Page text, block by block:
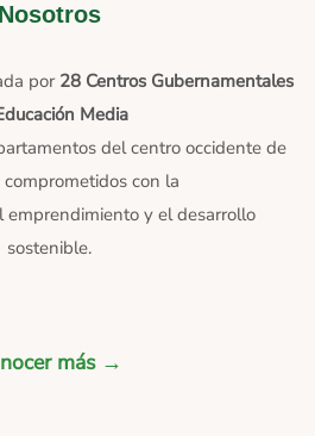
Nosotros
por 28 Centros Gubernamentales
Media
del centro occidente de
comprometidos con la
emprendimiento y el desarrollo
sostenible.
más →